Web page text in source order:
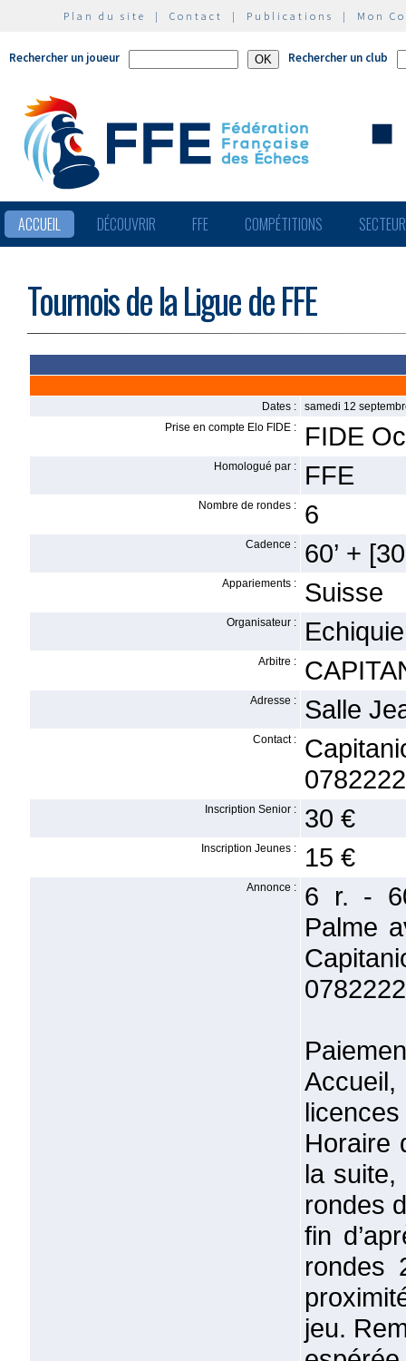
Plan du site | Contact | Publications | Mon
Rechercher un joueur Rechercher un club
ACCUEIL DÉCOUVRIR FFE COMPÉTITIONS
Tournois de la Ligue de FFE
Dates :
samedi 12
Prise en compte Elo FIDE :
FIDE
Homologué par : FFE
Nombre de rondes : 6
Cadence : 60’ +
Appariements : Suisse
Organisateur :
Arbitre :
Adresse : Salle
Contact :
Inscription Senior : 30 €
Inscription Jeunes : 15 €
Annonce :
6 r. -
Palme
Horaire
la
rondes
fin
rondes
jeu.